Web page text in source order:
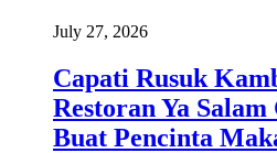
July 27, 2026
Capati Rusuk
Restoran Ya Salam
Buat Pencinta